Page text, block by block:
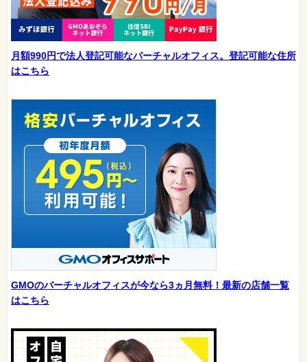
月額990円で法人登記可能なバーチャルオフィス。登記可能な住所
はこちら
GMOのバーチャルオフィスが今なら3ヵ月無料！最新の店舗一覧
はこちら